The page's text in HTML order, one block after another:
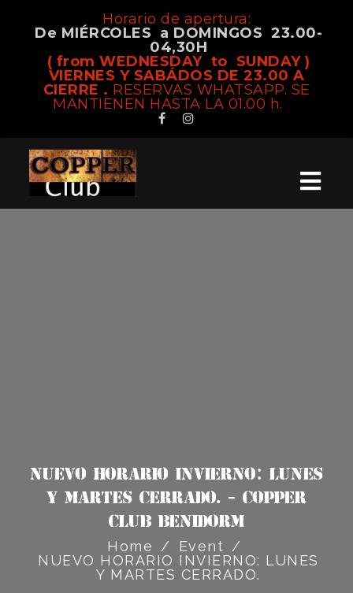
Horario de apertura:
De MIÉRCOLES a DOMINGOS 23.00-
04,30H
( from WEDNESDAY to SUNDAY )
VIERNES Y SABÁDOS DE 23.00 A
CIERRE . RESERVAS WHATSAPP. SE
MANTIENEN HASTA LA 01.00 h.
NUEVO HORARIO INVIERNO: LUNES
Y MARTES CERRADO. - Copper
Club Benidorm
Home / Event /
NUEVO HORARIO INVIERNO: LUNES
Y MARTES CERRADO.